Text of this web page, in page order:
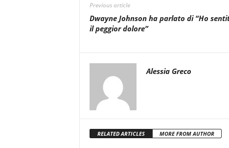
Previous article
Dwayne Johnson ha parlato di “Ho
il peggior dolore”
Alessia Greco
RELATED ARTICLES MORE FROM AUTHOR